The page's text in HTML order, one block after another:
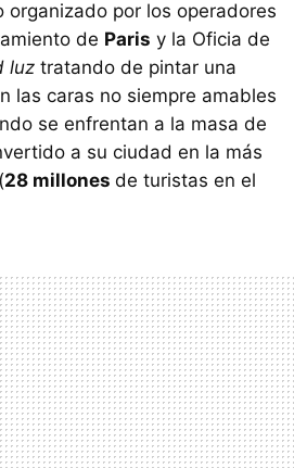
organizado por los operadores
de Paris y la Oficia de
luz tratando de pintar una
las caras no siempre amables
se enfrentan a la masa de
a su ciudad en la más
28 millones de turistas en el